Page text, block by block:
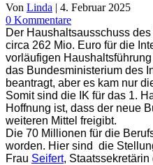
Von Linda | 4. Februar 2025
0 Kommentare
Der Haushaltsausschuss
circa 262 Mio. Euro für die
vorläufigen
das Bundesministerium des
beantragt, aber es kam nur
Somit sind die IK für das 1.
Hoffnung ist, dass der neue
weiteren Mittel freigibt.
Die 70 Millionen für die
worden. Hier sind die
Frau Seifert,